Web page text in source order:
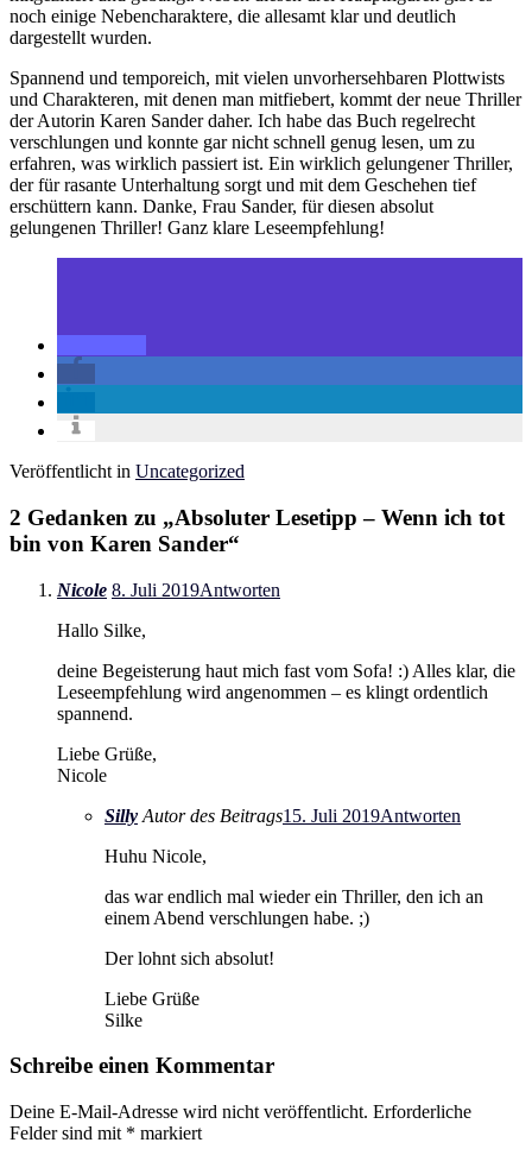
noch einige Nebencharaktere, die allesamt klar und deutlich
dargestellt wurden.
Spannend und temporeich, mit vielen unvorhersehbaren Plottwists
und Charakteren, mit denen man mitfiebert, kommt der neue Thriller
der Autorin Karen Sander daher. Ich habe das Buch regelrecht
verschlungen und konnte gar nicht schnell genug lesen, um zu
erfahren, was wirklich passiert ist. Ein wirklich gelungener Thriller,
der für rasante Unterhaltung sorgt und mit dem Geschehen tief
erschüttern kann. Danke, Frau Sander, für diesen absolut
gelungenen Thriller! Ganz klare Leseempfehlung!
Veröffentlicht in Uncategorized
2 Gedanken zu „Absoluter Lesetipp – Wenn ich tot
bin von Karen Sander“
Nicole 8. Juli 2019Antworten
Hallo Silke,
deine Begeisterung haut mich fast vom Sofa! :) Alles klar, die
Leseempfehlung wird angenommen – es klingt ordentlich
spannend.
Liebe Grüße,
Nicole
Silly Autor des Beitrags15. Juli 2019Antworten
Huhu Nicole,
das war endlich mal wieder ein Thriller, den ich an
einem Abend verschlungen habe. ;)
Der lohnt sich absolut!
Liebe Grüße
Silke
Schreibe einen Kommentar
Deine E-Mail-Adresse wird nicht veröffentlicht. Erforderliche
Felder sind mit * markiert